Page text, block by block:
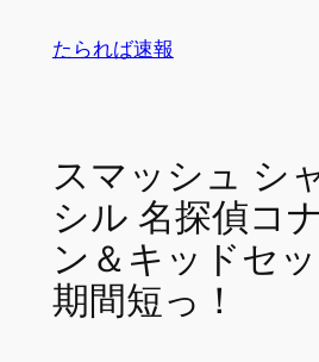
たられば速報
スマッシュ シ
シル 名探偵コ
ン＆キッドセ
期間短っ！